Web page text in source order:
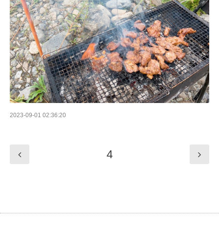
2023-09-01 02:36:20
4